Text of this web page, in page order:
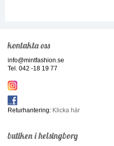
kontakta oss
info@mintfashion.se
Tel. 042 -18 19 77
Returhantering: Klicka här
butiken i helsingborg